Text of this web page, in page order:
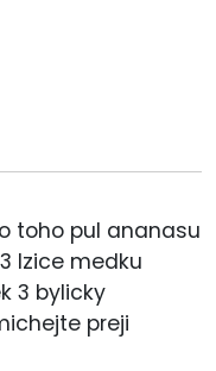
toho pul ananasu
lzice medku
3 bylicky
preji